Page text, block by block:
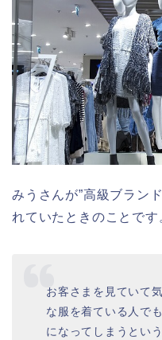
みうさんが”高級ブラン
れていたときのことです
お客さまを見ていて
な服を着ている人で
になってしまうという